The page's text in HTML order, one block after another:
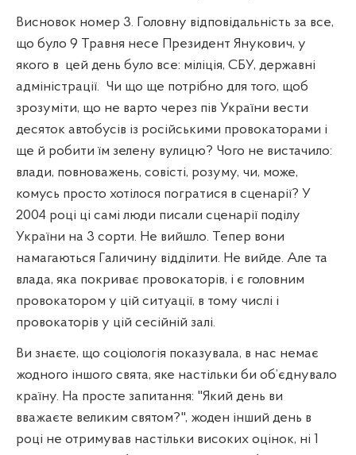
Висновок номер 3. Головну відповідальність за все,
що було 9 Травня несе Президент Янукович, у
якого в цей день було все: міліція, СБУ, державні
адміністрації. Чи що ще потрібно для того, щоб
зрозуміти, що не варто через пів України вести
десяток автобусів із російськими провокаторами і
ще й робити їм зелену вулицю? Чого не вистачило:
влади, повноважень, совісті, розуму, чи, може,
комусь просто хотілося погратися в сценарії? У
2004 році ці самі люди писали сценарії поділу
України на 3 сорти. Не вийшло. Тепер вони
намагаються Галичину відділити. Не вийде. Але та
влада, яка покриває провокаторів, і є головним
провокатором у цій ситуації, в тому числі і
провокаторів у цій сесійній залі.
Ви знаєте, що соціологія показувала, в нас немає
жодного іншого свята, яке настільки би об’єднувало
країну. На просте запитання: "Який день ви
вважаєте великим святом?", жоден інший день в
році не отримував настільки високих оцінок, ні 1